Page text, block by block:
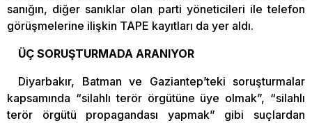
sanığın, diğer sanıklar olan parti yöneticileri ile telefon
görüşmelerine ilişkin TAPE kayıtları da yer aldı.
ÜÇ SORUŞTURMADA ARANIYOR
Diyarbakır, Batman ve Gaziantep’teki soruşturmalar
kapsamında “silahlı terör örgütüne üye olmak”, “silahlı
terör örgütü propagandası yapmak” gibi suçlardan